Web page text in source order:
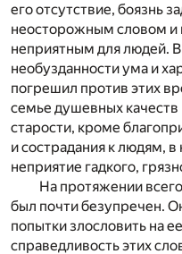
его отсутствие, боязнь
неосторожным словом и
неприятным для людей.
необузданности ума и
погрешил против этих
семье душевных качеств
старости, кроме
и сострадания к людям,
неприятие гадкого,
На протяжении
был почти безупречен.
попытки злословить на
справедливость этих